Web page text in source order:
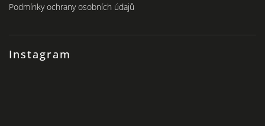
Instagram
Podmínky ochrany osobních údajů